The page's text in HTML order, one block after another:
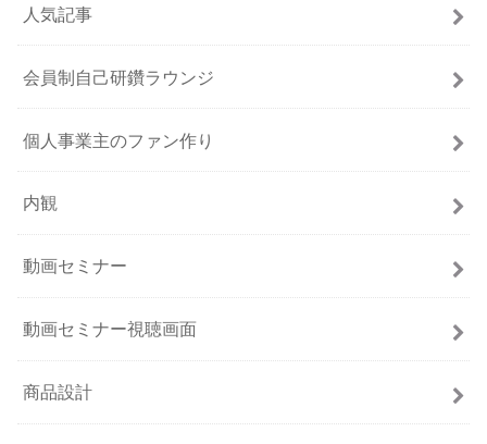
人気記事
会員制自己研鑽ラウンジ
個人事業主のファン作り
内観
動画セミナー
動画セミナー視聴画面
商品設計